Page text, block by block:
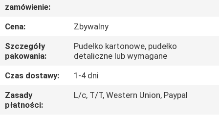
KONTROLA
JAKOŚCI
SKONTAKTUJ
SIĘ
Z
NAMI
zamówienie:
Cena:
Zbywalny
Szczegóły
pakowania:
Pudełko kartonowe, pudełko
detaliczne lub wymagane
Czas dostawy:
1-4 dni
Zasady
płatności:
L/c, T/T, Western Union, Paypal